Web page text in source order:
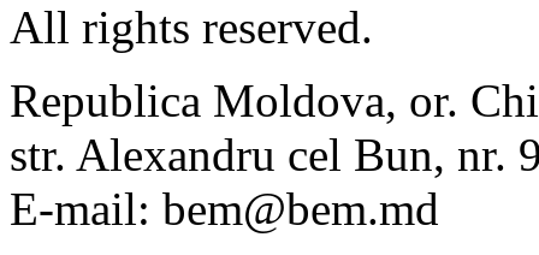
All rights reserved.
Republica Moldova, or.
str. Alexandru cel Bun, nr.
E-mail: bem@bem.md